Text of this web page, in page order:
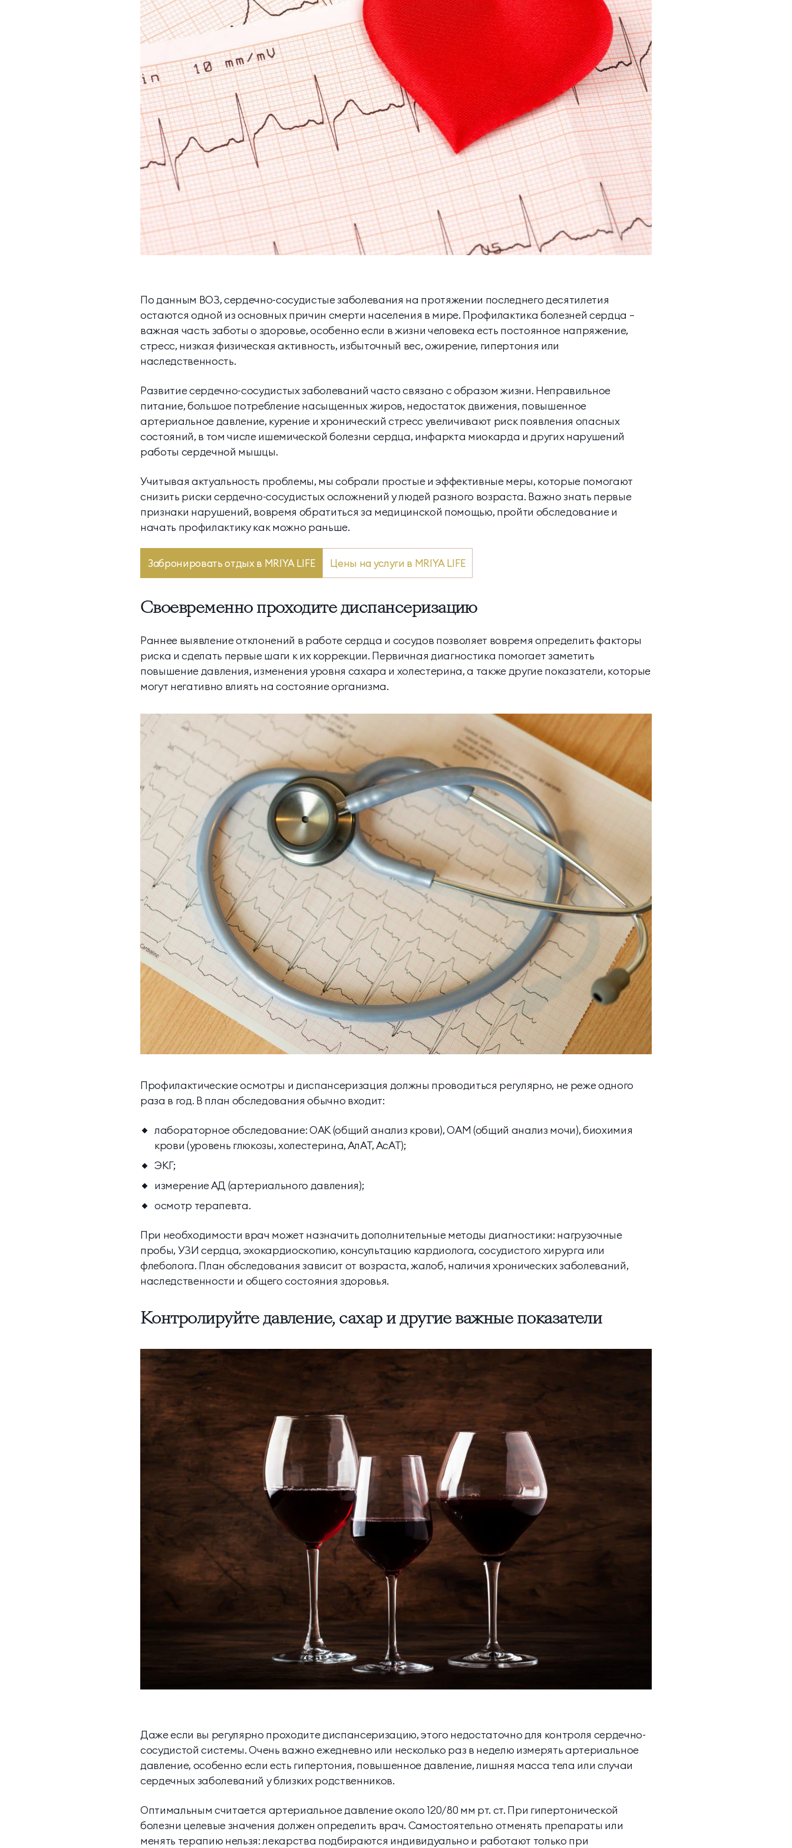
По данным ВОЗ, сердечно-сосудистые заболевания на протяжении последнего десятилетия
остаются одной из основных причин смерти населения в мире. Профилактика болезней сердца —
важная часть заботы о здоровье, особенно если в жизни человека есть постоянное напряжение,
стресс, низкая физическая активность, избыточный вес, ожирение, гипертония или
наследственность.
Развитие сердечно-сосудистых заболеваний часто связано с образом жизни. Неправильное
питание, большое потребление насыщенных жиров, недостаток движения, повышенное
артериальное давление, курение и хронический стресс увеличивают риск появления опасных
состояний, в том числе ишемической болезни сердца, инфаркта миокарда и других нарушений
работы сердечной мышцы.
Учитывая актуальность проблемы, мы собрали простые и эффективные меры, которые помогают
снизить риски сердечно-сосудистых осложнений у людей разного возраста. Важно знать первые
признаки нарушений, вовремя обратиться за медицинской помощью, пройти обследование и
начать профилактику как можно раньше.
Забронировать отдых в MRIYA LIFE Цены на услуги в MRIYA LIFE
Своевременно проходите диспансеризацию
Раннее выявление отклонений в работе сердца и сосудов позволяет вовремя определить факторы
риска и сделать первые шаги к их коррекции. Первичная диагностика помогает заметить
повышение давления, изменения уровня сахара и холестерина, а также другие показатели, которые
могут негативно влиять на состояние организма.
Профилактические осмотры и диспансеризация должны проводиться регулярно, не реже одного
раза в год. В план обследования обычно входит:
лабораторное обследование: ОАК (общий анализ крови), ОАМ (общий анализ мочи), биохимия
крови (уровень глюкозы, холестерина, АлАТ, АсАТ);
ЭКГ;
измерение АД (артериального давления);
осмотр терапевта.
При необходимости врач может назначить дополнительные методы диагностики: нагрузочные
пробы, УЗИ сердца, эхокардиоскопию, консультацию кардиолога, сосудистого хирурга или
флеболога. План обследования зависит от возраста, жалоб, наличия хронических заболеваний,
наследственности и общего состояния здоровья.
Контролируйте давление, сахар и другие важные показатели
Даже если вы регулярно проходите диспансеризацию, этого недостаточно для контроля сердечно-
сосудистой системы. Очень важно ежедневно или несколько раз в неделю измерять артериальное
давление, особенно если есть гипертония, повышенное давление, лишняя масса тела или случаи
сердечных заболеваний у близких родственников.
Оптимальным считается артериальное давление около 120/80 мм рт. ст. При гипертонической
болезни целевые значения должен определить врач. Самостоятельно отменять препараты или
менять терапию нельзя: лекарства подбираются индивидуально и работают только при
Подробнее
Классические
программы
Комплексная
диагностика
Инфузионные коктейли
Экспресс-программы
Апартаменты
Апартаменты «Имение
Сёгуна»
SPA-апартаменты
Виллы
Императорские виллы Президентские виллы Семейные виллы
Винные виллы
Президентские винные
виллы
Семейные винные
виллы
МЕССЕНДЖЕРЫ И СОЦ. СЕТИ